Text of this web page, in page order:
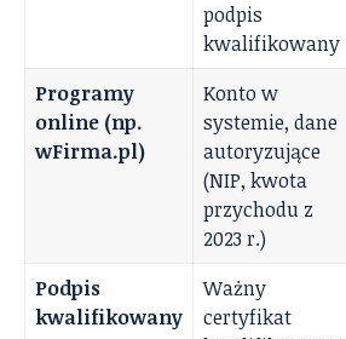
podpis
kwalifikowany
Programy
online (np.
wFirma.pl)
Konto w
systemie, dane
autoryzujące
(NIP, kwota
przychodu z
2023 r.)
Podpis
kwalifikowany
Ważny
certyfikat